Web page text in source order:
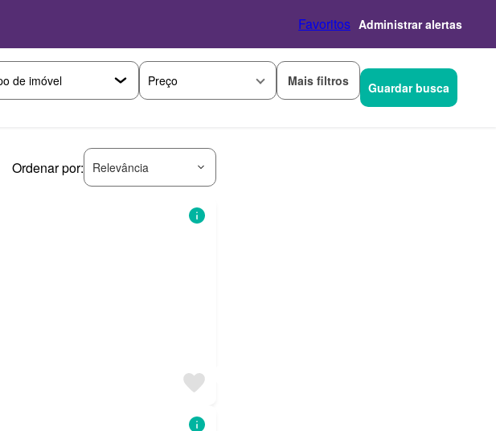
Favoritos Administrar alertas
Preço Mais filtros Guardar busca
Ordenar por: Relevância